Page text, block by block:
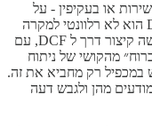
או בעקיפין - על
DCF. משקיעים נוטים למצוא נימוק למה DCF הוא לא רלוונטי למקרה
שלהם, ואז נעזרים במכפיל כלשהו שהוא למעשה קיצור דרך ל DCF, עם
מהקושי של ניתוח
במכפיל רק מחביא את זה.
מהן ולגבש דעה